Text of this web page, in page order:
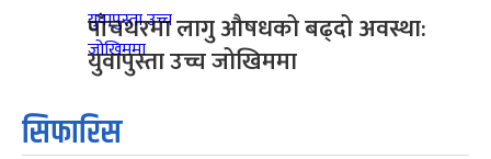
पाँचथरमा लागु औषधको बढ्दो अवस्था:
युवापुस्ता उच्च जोखिममा
सिफारिस